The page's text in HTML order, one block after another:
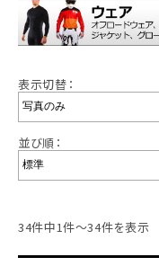
表示切替：
並び順：
34件中1件～34件を表示